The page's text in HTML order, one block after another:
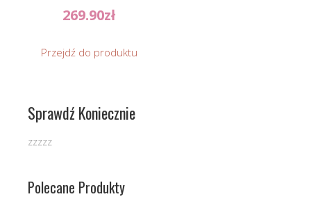
269.90zł
Przejdź do produktu
Sprawdź Koniecznie
zzzzz
Polecane Produkty